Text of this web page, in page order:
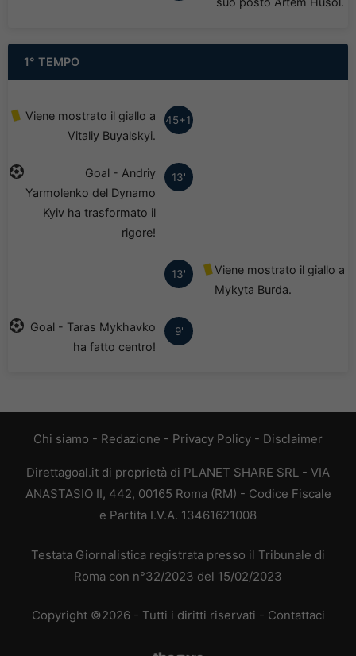
1° TEMPO
45+1'
Viene mostrato il giallo a
Vitaliy Buyalskyi.
13'
Goal - Andriy
Yarmolenko del Dynamo
Kyiv ha trasformato il
rigore!
13'
Viene mostrato il giallo a
Mykyta Burda.
9'
Goal - Taras Mykhavko
ha fatto centro!
Chi siamo - Redazione - Privacy Policy - Disclaimer
Direttagoal.it di proprietà di PLANET SHARE SRL - VIA
ANASTASIO II, 442, 00165 Roma (RM) - Codice Fiscale
e Partita I.V.A. 13461621008
Testata Giornalistica registrata presso il Tribunale di
Roma con n°32/2023 del 15/02/2023
Copyright ©2026 - Tutti i diritti riservati - Contattaci